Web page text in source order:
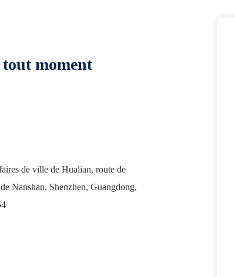
tout moment
de ville de Hualian, route de
Nanshan, Shenzhen, Guangdong,